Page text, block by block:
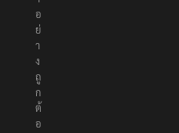
ห
า
อ
ย่
า
ง
ถู
ก